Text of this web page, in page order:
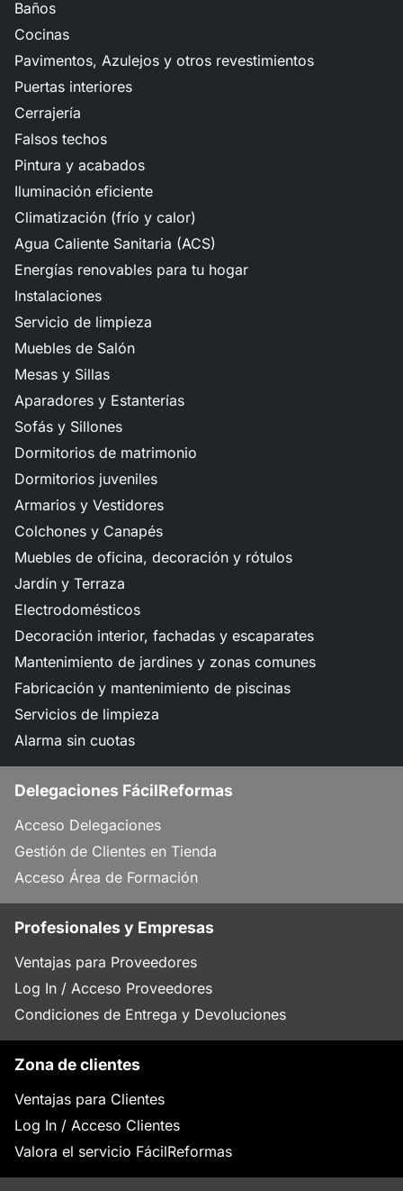
Baños
Cocinas
Pavimentos, Azulejos y otros revestimientos
Puertas interiores
Cerrajería
Falsos techos
Pintura y acabados
Iluminación eficiente
Climatización (frío y calor)
Agua Caliente Sanitaria (ACS)
Energías renovables para tu hogar
Instalaciones
Servicio de limpieza
Muebles de Salón
Mesas y Sillas
Aparadores y Estanterías
Sofás y Sillones
Dormitorios de matrimonio
Dormitorios juveniles
Armarios y Vestidores
Colchones y Canapés
Muebles de oficina, decoración y rótulos
Jardín y Terraza
Electrodomésticos
Decoración interior, fachadas y escaparates
Mantenimiento de jardines y zonas comunes
Fabricación y mantenimiento de piscinas
Servicios de limpieza
Alarma sin cuotas
Delegaciones FácilReformas
Acceso Delegaciones
Gestión de Clientes en Tienda
Acceso Área de Formación
Profesionales y Empresas
Ventajas para Proveedores
Log In / Acceso Proveedores
Condiciones de Entrega y Devoluciones
Zona de clientes
Ventajas para Clientes
Log In / Acceso Clientes
Valora el servicio FácilReformas